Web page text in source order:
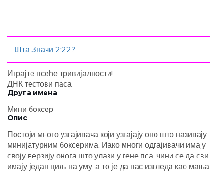
Шта Значи 2:22?
Играјте псеће тривијалности!
ДНК тестови паса
Друга имена
Мини боксер
Опис
Постоји много узгајивача који узгајају оно што називају
минијатурним боксерима. Иако многи одгајивачи имају
своју верзију онога што улази у гене пса, чини се да сви
имају један циљ на уму, а то је да пас изгледа као мања